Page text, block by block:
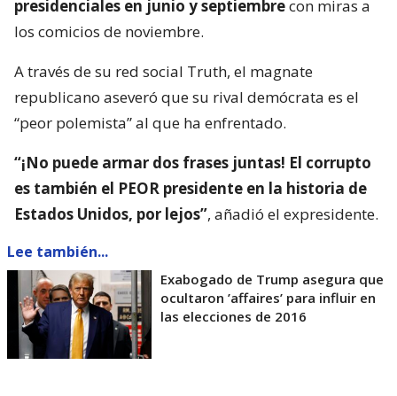
presidenciales en junio y septiembrecon miras a
los comicios de noviembre.
A través de su red social Truth, el magnate
republicano aseveró que su rival demócrata es el
“peor polemista” al que ha enfrentado.
“¡No puede armar dos frases juntas! El corrupto
es también el PEOR presidente en la historia de
Estados Unidos, por lejos”, añadió el expresidente.
Lee también...
Exabogado de Trump asegura que
ocultaron ’affaires’ para influir en
las elecciones de 2016